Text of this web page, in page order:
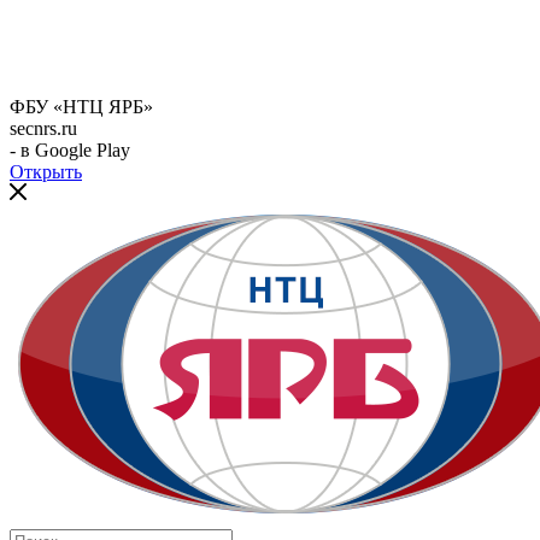
ФБУ «НТЦ ЯРБ»
secnrs.ru
- в Google Play
Открыть